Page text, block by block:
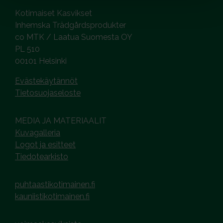
Kotimaiset Kasvikset
Inhemska Trädgårdsprodukter
co MTK / Laatua Suomesta OY
PL 510
00101 Helsinki
Evästekäytännöt
Tietosuojaseloste
MEDIA JA MATERIAALIT
Kuvagalleria
Logot ja esitteet
Tiedotearkisto
puhtaastikotimainen.fi
kauniistikotimainen.fi